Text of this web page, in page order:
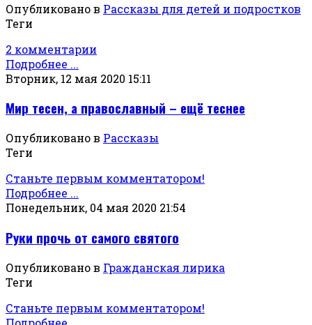
Опубликовано в Рассказы для детей и подростков
Теги
2 комментарии
Подробнее ...
Вторник, 12 мая 2020 15:11
Мир тесен, а православный – ещё теснее
Опубликовано в Рассказы
Теги
Станьте первым комментатором!
Подробнее ...
Понедельник, 04 мая 2020 21:54
Руки прочь от самого святого
Опубликовано в Гражданская лирика
Теги
Станьте первым комментатором!